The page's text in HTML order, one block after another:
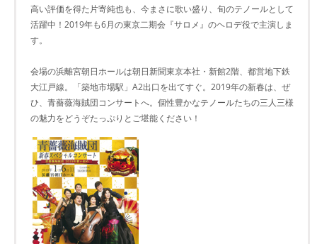
高い評価を得た片寄純也も、今まさに歌い盛り、旬のテノールとして
活躍中！2019年も6月の東京二期会『サロメ』のヘロデ役で主演しま
す。
会場の浜離宮朝日ホールは朝日新聞東京本社・新館2階、都営地下鉄
大江戸線。「築地市場駅」A2出口を出てすぐ。2019年の新春は、ぜ
ひ、青薔薇海賊団コンサートへ。個性豊かなテノールたちの三人三様
の魅力をどうぞたっぷりとご堪能ください！